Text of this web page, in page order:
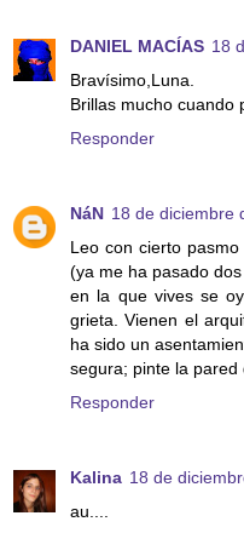
DANIEL MACÍAS 18
Bravísimo,Luna.
Brillas mucho cuando
Responder
NáN 18 de diciembre
Leo con cierto
(ya me ha pasado
en la que vives se
grieta. Vienen el
ha sido un
segura; pinte la pared
Responder
Kalina 18 de
au....